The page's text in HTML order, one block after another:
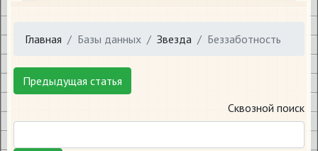
Главная Базы данных Звезда ​Беззаботность
Предыдущая статья
Сквозной поиск